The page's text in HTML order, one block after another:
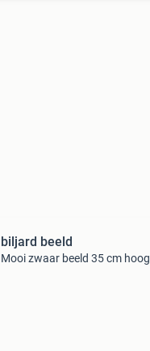
biljard beeld
Mooi zwaar beeld 35 cm hoog